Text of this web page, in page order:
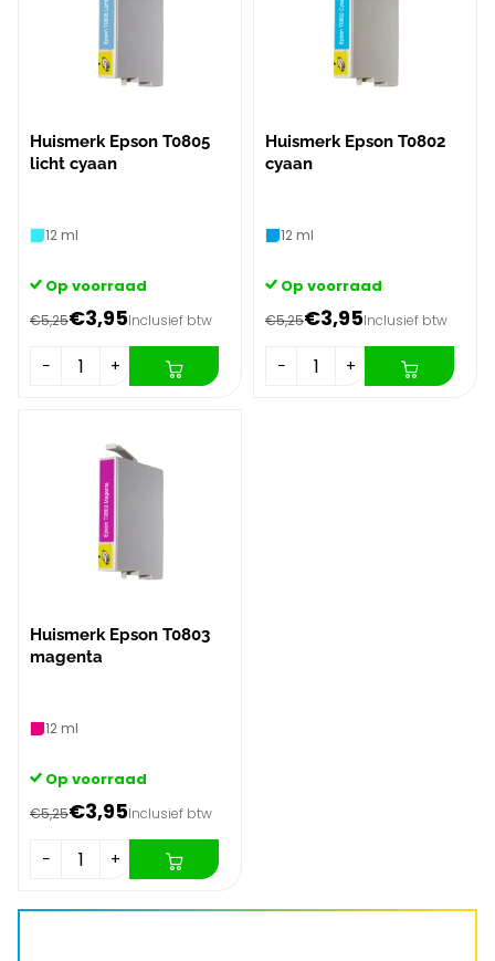
Huismerk Epson T0805
licht cyaan
12 ml
Op voorraad
€5,25€3,95Inclusief btw
− +
Huismerk Epson T0802
cyaan
12 ml
Op voorraad
€5,25€3,95Inclusief btw
− +
Huismerk Epson T0803
magenta
12 ml
Op voorraad
€5,25€3,95Inclusief btw
− +